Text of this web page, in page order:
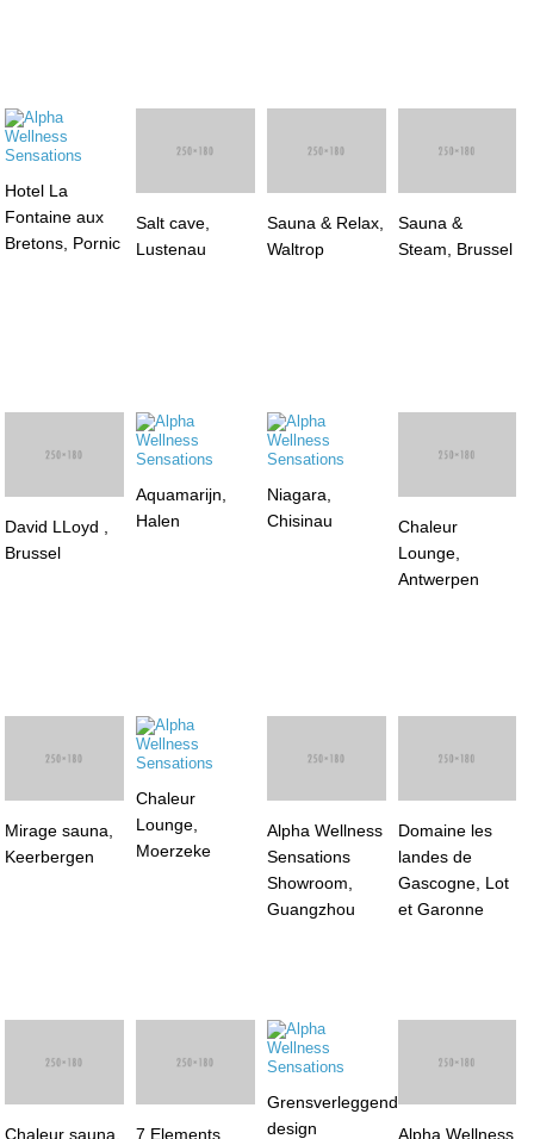
Hotel La
Fontaine aux
Bretons, Pornic
Salt cave,
Lustenau
Sauna & Relax,
Waltrop
Sauna &
Steam, Brussel
David LLoyd ,
Brussel
Aquamarijn,
Halen
Niagara,
Chisinau
Chaleur
Lounge,
Antwerpen
Mirage sauna,
Keerbergen
Chaleur
Lounge,
Moerzeke
Alpha Wellness
Sensations
Showroom,
Guangzhou
Domaine les
landes de
Gascogne, Lot
et Garonne
Chaleur sauna,
Laren
7 Elements
Spa & Lifestyle
Grensverleggend
design
Alpha Wellness
Sensations